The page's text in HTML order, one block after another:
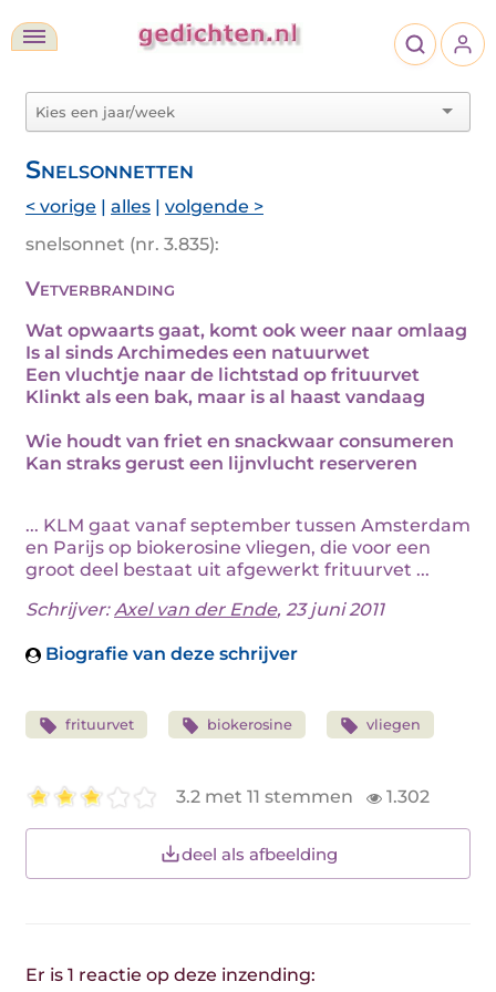
Snelsonnetten
< vorige | alles | volgende >
snelsonnet (nr. 3.835):
Vetverbranding
Wat opwaarts gaat, komt ook weer naar omlaag
Is al sinds Archimedes een natuurwet
Een vluchtje naar de lichtstad op frituurvet
Klinkt als een bak, maar is al haast vandaag
Wie houdt van friet en snackwaar consumeren
Kan straks gerust een lijnvlucht reserveren
... KLM gaat vanaf september tussen Amsterdam
en Parijs op biokerosine vliegen, die voor een
groot deel bestaat uit afgewerkt frituurvet ...
Schrijver:Axel van der Ende, 23 juni 2011
Biografie van deze schrijver
frituurvet biokerosine vliegen
3.2 met 11 stemmen 1.302
deel als afbeelding
Er is 1 reactie op deze inzending: